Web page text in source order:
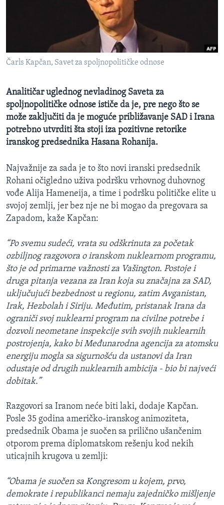
Čarls Kapčan, Savet za spoljnopolitičke odnose
Analitičar uglednog nevladinog Saveta za
spoljnopolitičke odnose ističe da je, pre nego što se
može zaključiti da je moguće približavanje SAD i Irana
potrebno utvrditi šta stoji iza pozitivne retorike
iranskog predsednika Hasana Rohanija.
Najvažnije za sada je to što novi iranski predsednik
Rohani očigledno uživa podršku vrhovnog duhovnog
vođe Alija Hameneija, a time i podršku političke elite u
svojoj zemlji, jer bez nje ne bi mogao da pregovara sa
Zapadom, kaže Kapčan:
“Po svemu sudeći, vrata su odškrinuta za početak
ozbiljnog razgovora o iranskom nuklearnom programu,
što je od primarne važnosti za Vašington. Postoje i
druga pitanja vezana za Iran koja su značajna za SAD,
uključujući bezbednost u regionu, zatim Avganistan,
Irak, Hezbolah i Siriju. Međutim, pristanak Irana da
ograniči svoj nuklearni program na civilne potrebe i
dozvoli neometane inspekcije svih svojih nuklearnih
postrojenja, kako bi Međunarodna agencija za atomsku
energiju mogla sa sigurnošću da ustanovi da Iran
odustaje od drugih nuklearnih ambicija - bio bi najveći
dobitak.”
Razgovori sa Iranom neće biti laki, dodaje Kapčan.
Posle 35 godina američko-iranskog animoziteta,
predsednik Obama je suočen sa prilično ušančenim
otporom prema diplomatskom rešenju kod nekih
uticajnih krugova u zemlji:
“Obama je suočen sa Kongresom u kojem, prvo,
demokrate i republikanci nemaju zajedničko mišljenje